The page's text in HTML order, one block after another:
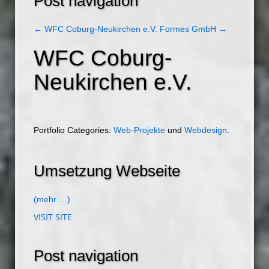
← WFC Coburg-Neukirchen e.V. Formes GmbH →
WFC Coburg-
Neukirchen e.V.
Portfolio Categories: Web-Projekte und Webdesign
Umsetzung Webseite
(mehr …)
VISIT SITE
Post navigation